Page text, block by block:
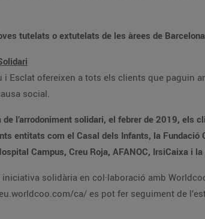
tutelats o extutelats de les àrees de
i Esclat ofereixen a tots els clients que paguin
social.
l’arrodoniment solidari, el febrer de 2019, els
entitats com el Casal dels Infants, la
Campus, Creu Roja, AFANOC, IrsiCaixa i
solidària en col·laboració amb
ca/ es pot fer seguiment de